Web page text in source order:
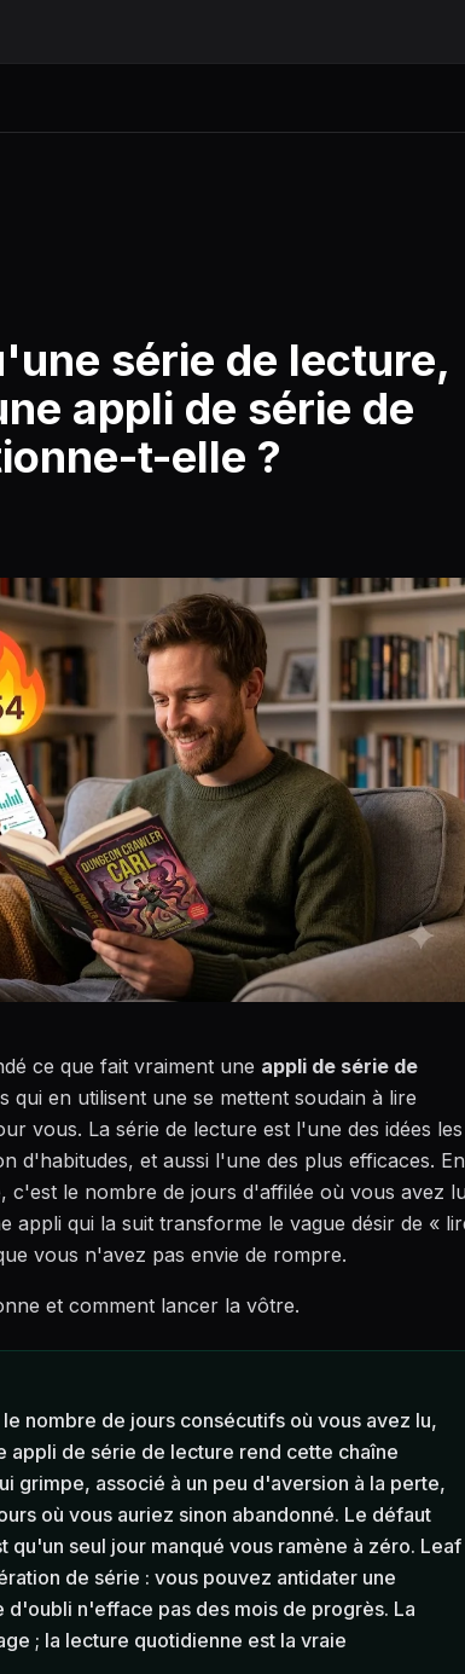
série de lecture,
appli de série de
t-elle ?
ce que fait vraiment une appli de série de
qui en utilisent une se mettent soudain à lire
vous. La série de lecture est l'une des idées les
d'habitudes, et aussi l'une des plus efficaces. En
c'est le nombre de jours d'affilée où vous avez
appli qui la suit transforme le vague désir de «
vous n'avez pas envie de rompre.
et comment lancer la vôtre.
nombre de jours consécutifs où vous avez lu,
appli de série de lecture rend cette chaîne
grimpe, associé à un peu d'aversion à la perte,
où vous auriez sinon abandonné. Le défaut
qu'un seul jour manqué vous ramène à zéro. Leaf
de série : vous pouvez antidater une
d'oubli n'efface pas des mois de progrès. La
; la lecture quotidienne est la vraie